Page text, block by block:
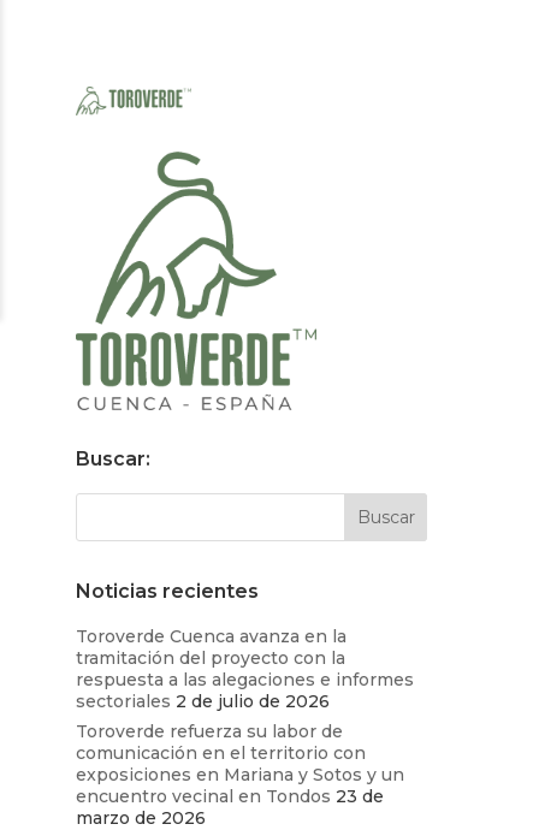
Buscar:
Noticias recientes
Toroverde Cuenca avanza en la
tramitación del proyecto con la
respuesta a las alegaciones e informes
sectoriales 2 de julio de 2026
Toroverde refuerza su labor de
comunicación en el territorio con
exposiciones en Mariana y Sotos y un
encuentro vecinal en Tondos 23 de
marzo de 2026